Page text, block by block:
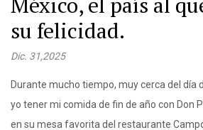
su felicidad.
Dic. 31,2025
Durante mucho tiempo, muy cerca del día
yo tener mi comida de fin de año con Don
en su mesa favorita del restaurante